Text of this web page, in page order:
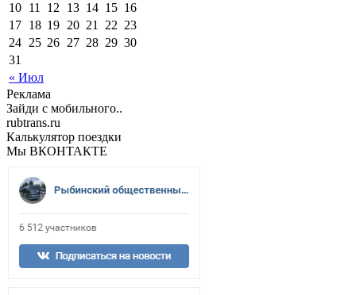
« Июл
10 11 12 13 14 15 16
17 18 19 20 21 22 23
24 25 26 27 28 29 30
31
Реклама
Зайди с мобильного..
rubtrans.ru
Калькулятор поездки
Мы ВКОНТАКТЕ